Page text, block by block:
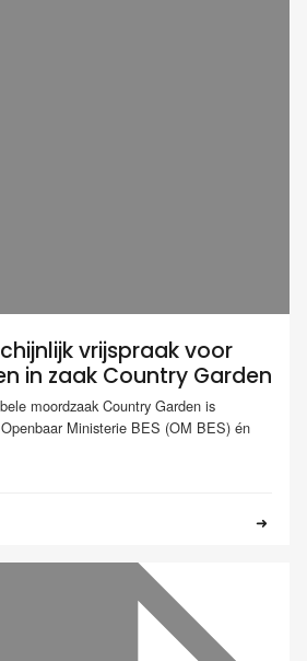
vrijspraak voor
in zaak Country Garden
moordzaak Country Garden is
Ministerie BES (OM BES) én